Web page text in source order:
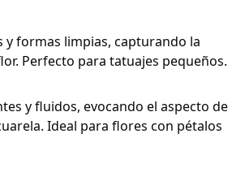
y formas limpias, capturando la
Perfecto para tatuajes pequeños.
y fluidos, evocando el aspecto de
Ideal para flores con pétalos